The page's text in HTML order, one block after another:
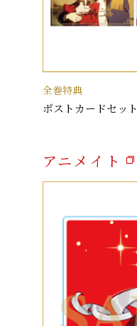
全巻特典
ポストカードセット
アニメイト